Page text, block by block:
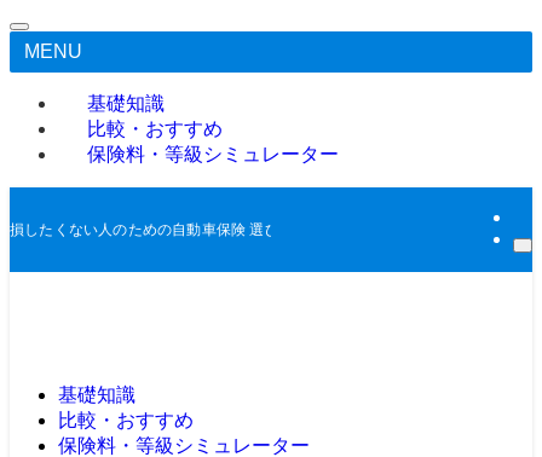
MENU
基礎知識
比較・おすすめ
保険料・等級シミュレーター
損したくない人のための自動車保険 選び｜専門用語ゼロでわかる！あなたに最
基礎知識
比較・おすすめ
保険料・等級シミュレーター